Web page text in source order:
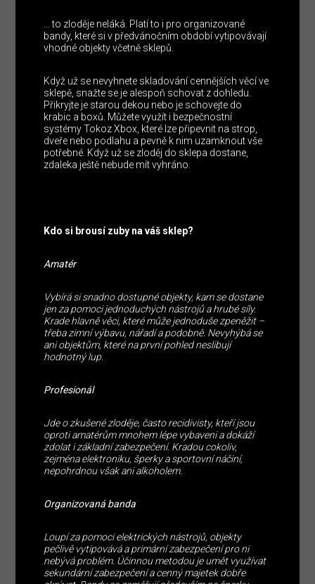
… to zloděje neláká. Platí to i pro organizované
bandy, které si v předvánočním období vytipovávají
vhodné objekty včetně sklepů.
Když už se nevyhnete skladování cennějších věcí ve
sklepě, snažte se je alespoň schovat z dohledu.
Přikryjte je starou dekou nebo je schovejte do
krabic a boxů. Můžete využít i bezpečnostní
systémy Tokoz Xbox, které lze připevnit na strop,
dveře nebo podlahu a pevně k nim uzamknout vše
potřebné. Když už se zloděj do sklepa dostane,
zdaleka ještě nebude mít vyhráno.
Kdo si brousí zuby na váš sklep?
Amatér
Vybírá si snadno dostupné objekty, kam se dostane
jen za pomoci jednoduchých nástrojů a hrubé síly.
Krade hlavně věci, které může jednoduše zpeněžit –
třeba zimní výbavu, nářadí a podobně. Nevyhýbá se
ani objektům, které na první pohled neslibují
hodnotný lup.
Profesionál
Jde o zkušené zloděje, často recidivisty, kteří jsou
oproti amatérům mnohem lépe vybaveni a dokáží
zdolat i základní zabezpečení. Kradou cokoliv,
zejména elektroniku, šperky a sportovní náčiní,
nepohrdnou však ani alkoholem.
Organizovaná banda
Loupí za pomoci elektrických nástrojů, objekty
pečlivě vytipovává a primární zabezpečení pro ni
nebývá problém. Účinnou metodou je umět využívat
sekundární zabezpečení a cenný majetek dobře